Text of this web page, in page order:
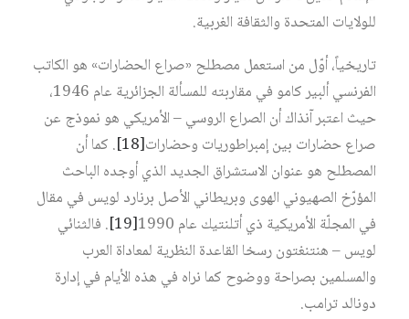
للولايات المتحدة والثقافة الغربية.
تاريخياً، أوّل من استعمل مصطلح «صراع الحضارات» هو الكاتب
الفرنسي ألبير كامو في مقاربته للمسألة الجزائرية عام 1946،
حيث اعتبر آنذاك أن الصراع الروسي – الأمريكي هو نموذج عن
صراع حضارات بين إمبراطوريات وحضارات‏[18]
. كما أن
المصطلح هو عنوان الاستشراق الجديد الذي أوجده الباحث
المؤرّخ الصهيوني الهوى وبريطاني الأصل برنارد لويس في مقال
في المجلّة الأمريكية ذي أتلنتيك عام 1990‏
[19]
. فالثنائي
لويس – هنتنغتون رسخا القاعدة النظرية لمعاداة العرب
والمسلمين بصراحة ووضوح كما نراه في هذه الأيام في إدارة
دونالد ترامب.